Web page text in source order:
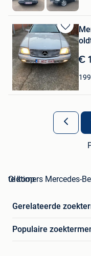
Niel
Bewaren
in
Mijn
Favorieten
€
Fk
Gent
Oldtimers Mercedes-Benz Aanbod - Tweedehands en nieuw te koop
Gerelateerde
Populaire